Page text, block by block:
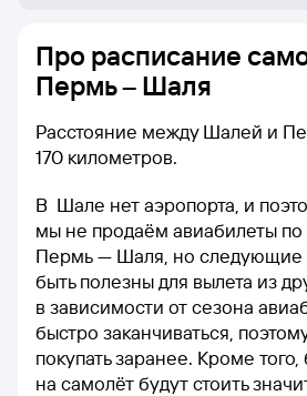
Про расписание
Пермь – Шаля
Расстояние между Шалей и
170 километров.
В Шале нет аэропорта, и
мы не продаём авиабилеты
Пермь — Шаля, но следующие
быть полезны для вылета из
в зависимости от сезона
быстро заканчиваться,
покупать заранее. Кроме того,
на самолёт будут стоить